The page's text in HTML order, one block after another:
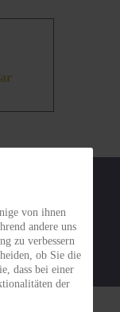
von ihnen
andere uns
zu verbessern
ob Sie die
dass bei einer
der